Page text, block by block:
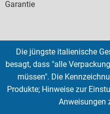
Garantie
SOCIAL
ICONS
English French Deutsch
Die jüngste italienische
besagt, dass "alle
müssen". Die
Produkte; Hinweise zur
Anweisungen